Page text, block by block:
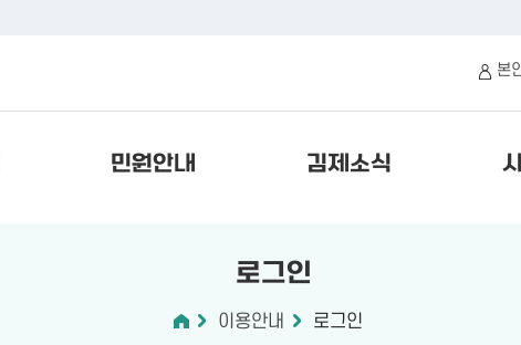
민원안내 김제소식
본
로그인
이용안내 로그인